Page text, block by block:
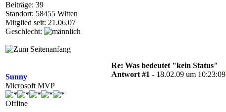
Beiträge: 39
Standort: 58455 Witten
Mitglied seit: 21.06.07
Geschlecht:
Sunny
Microsoft MVP
Offline
Re: Was bedeutet "kein Status"
Antwort #1 - 18.02.09 um 10:23:09